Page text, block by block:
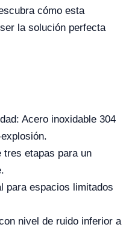
cómo esta
la solución perfecta
Acero inoxidable 304
tres etapas para un
para espacios limitados
nivel de ruido inferior a